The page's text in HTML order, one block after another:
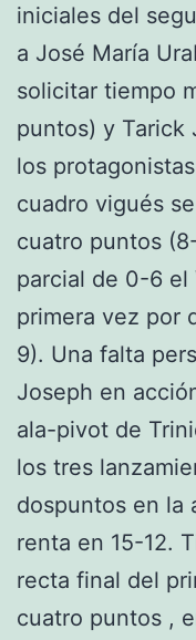
iniciales del
a José María
solicitar tiempo
puntos) y Tarick
los
cuadro vigués
cuatro puntos
parcial de 0-6 el
primera vez por
9). Una falta
Joseph en
ala-pivot de
los tres
dospuntos en la
renta en 15-12.
recta final del
cuatro puntos ,